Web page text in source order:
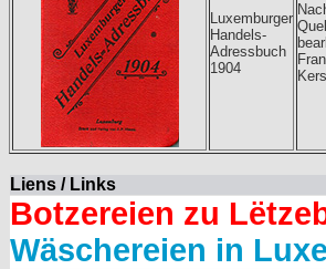
Luxemburger
Handels-
Adressbuch
1904
Liens / Links
Botzereien zu
Wäschereien in